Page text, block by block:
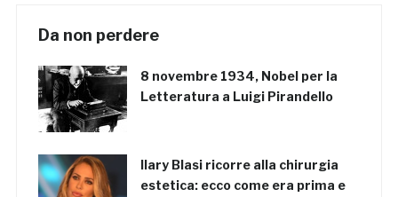
Da non perdere
8 novembre 1934, Nobel per la
Letteratura a Luigi Pirandello
Ilary Blasi ricorre alla chirurgia
estetica: ecco come era prima e